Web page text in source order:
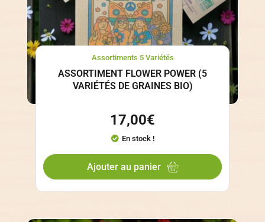
Assortiments 5 Variétés
ASSORTIMENT FLOWER POWER (5
VARIÉTÉS DE GRAINES BIO)
17,00€
En stock !
Ajouter au panier